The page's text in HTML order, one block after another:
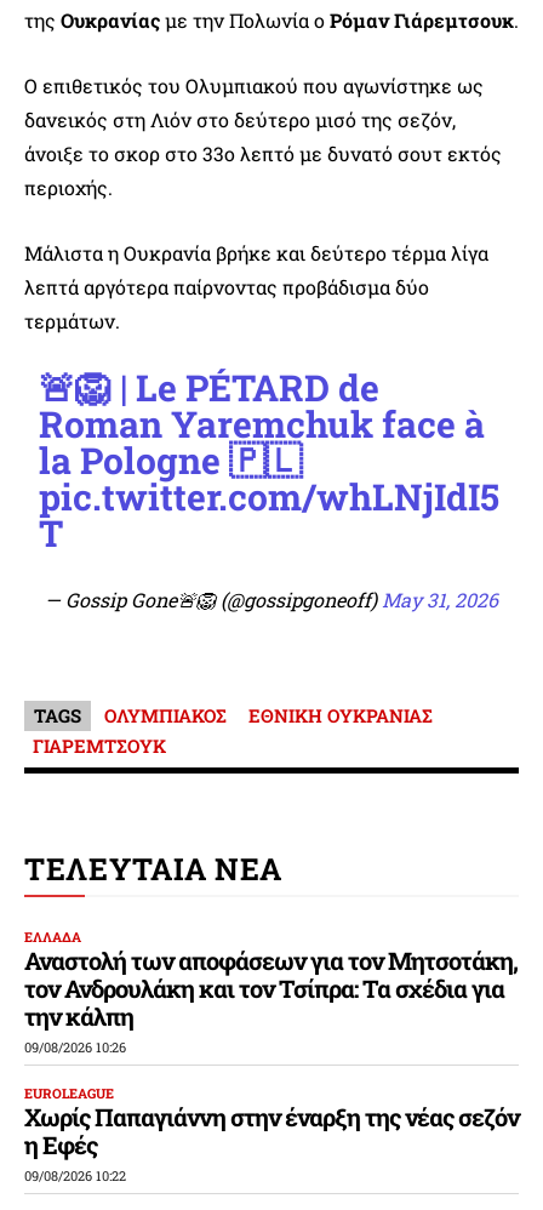
της Ουκρανίαςμε την Πολωνία οΡόμαν Γιάρεμτσουκ.
Ο επιθετικός του Ολυμπιακού που αγωνίστηκε ως
δανεικός στη Λιόν στο δεύτερο μισό της σεζόν,
άνοιξε το σκορ στο 33ο λεπτό με δυνατό σουτ εκτός
περιοχής.
Μάλιστα η Ουκρανία βρήκε και δεύτερο τέρμα λίγα
λεπτά αργότερα παίρνοντας προβάδισμα δύο
τερμάτων.
🚨🦁 | Le PÉTARD de
Roman Yaremchuk face à
la Pologne 🇵🇱
pic.twitter.com/whLNjIdI5
T
— Gossip Gone🚨🦁 (@gossipgoneoff) May 31, 2026
TAGS ΟΛΥΜΠΙΑΚΟΣ
ΕΘΝΙΚΗ ΟΥΚΡΑΝΙΑΣ
ΓΙΑΡΕΜΤΣΟΥΚ
ΤΕΛΕΥΤΑΙΑ ΝΕΑ
ΕΛΛΑΔΑ
Αναστολή των αποφάσεων για τον Μητσοτάκη,
τον Ανδρουλάκη και τον Τσίπρα: Τα σχέδια για
την κάλπη
09/08/2026 10:26
EUROLEAGUE
Χωρίς Παπαγιάννη στην έναρξη της νέας σεζόν
η Εφές
09/08/2026 10:22